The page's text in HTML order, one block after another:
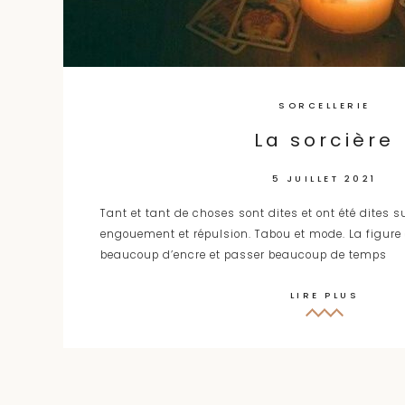
SORCELLERIE
La sorcière
5 JUILLET 2021
Tant et tant de choses sont dites et ont été dites
engouement et répulsion. Tabou et mode. La
beaucoup d’encre et passer beaucoup de temps
LIRE PLUS